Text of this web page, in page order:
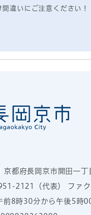
違いにご注意ください！
京都府長岡京市開田一丁
2121 （代表） ファ
前8時30分から午後5時